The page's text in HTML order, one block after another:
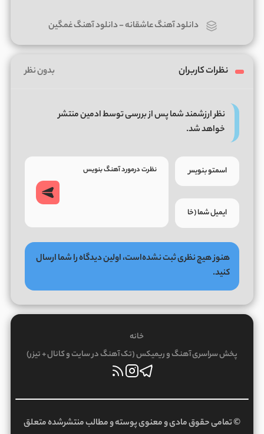
دانلود آهنگ عاشقانه-دانلود آهنگ غمگین
نظرات کاربران بدون نظر
نظر ارزشمند شما پس از بررسی توسط ادمین منتشر
خواهد شد.
هنوز هیچ نظری ثبت نشده‌است، اولین دیدگاه را شما ارسال
کنید.
خانه
پخش سراسری آهنگ و ریمیکس (تک آهنگ در سایت و کانال + تیزر)
© تمامی حقوق مادی و معنوی پوسته و مطالب منتشرشده متعلق